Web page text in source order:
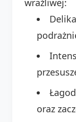
oraz